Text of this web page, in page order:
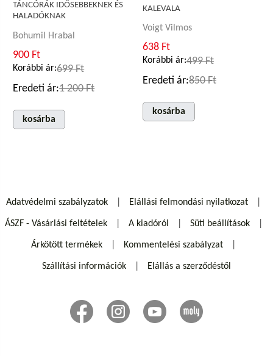
TÁNCÓRÁK IDŐSEBBEKNEK ÉS
HALADÓKNAK
Bohumil Hrabal
900 Ft
Korábbi ár:699 Ft
Eredeti ár:1 200 Ft
kosárba
KALEVALA
Voigt Vilmos
638 Ft
Korábbi ár:499 Ft
Eredeti ár:850 Ft
kosárba
Adatvédelmi szabályzatok Elállási felmondási nyilatkozat
ÁSZF - Vásárlási feltételek A kiadóról Süti beállítások
Árkötött termékek Kommentelési szabályzat
Szállítási információk Elállás a szerződéstől